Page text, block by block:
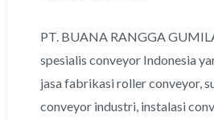
PT. BUANA RANGGA
spesialis conveyor Indonesia
jasa fabrikasi roller conveyor,
conveyor industri, instalasi